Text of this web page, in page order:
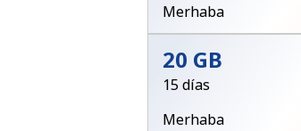
Merhaba
20 GB
15 días
Merhaba